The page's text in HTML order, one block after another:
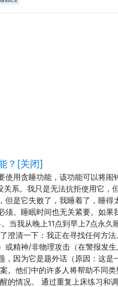
？[关闭]
使用贪睡功能，该功能可以将闹
系。我只是无法抗拒使用它，
但是它失败了，我睡着了，睡
须。睡眠时间也无关紧要。如
当我从晚上11点到早上7点永
澄清一下：我正在寻找任何方
或精神/非物理攻击（在警报发
，因为它是题外话（原因：这是
。他们中的许多人将帮助不同
的情况。 通过重复上床练习和